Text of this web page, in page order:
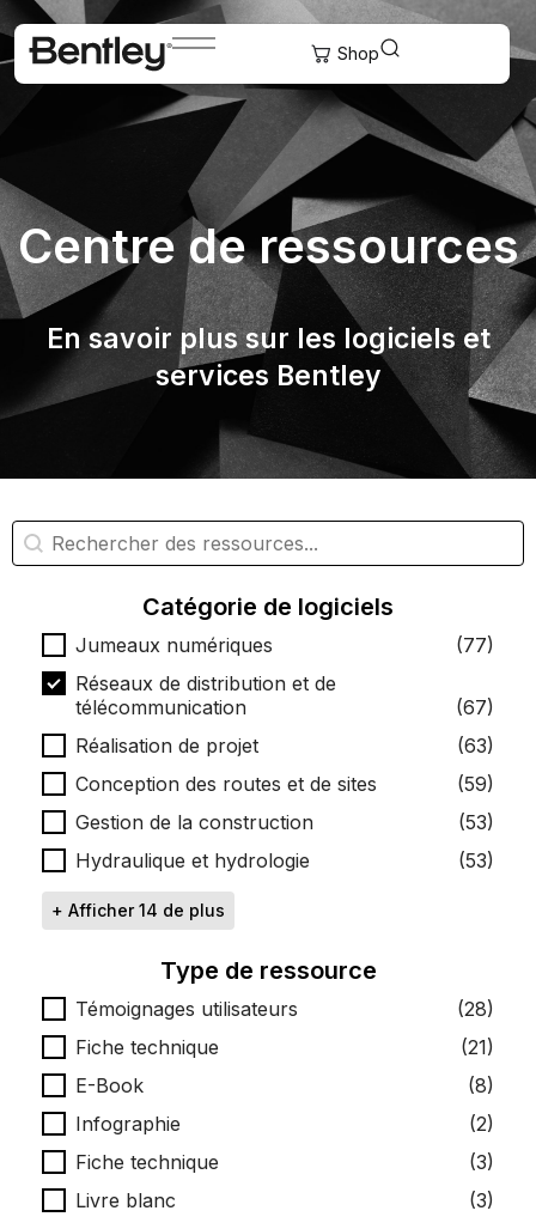
Centre de ressources
En savoir plus sur les logiciels et
services Bentley
Recherche de ressources
Rechercher du contenu
Catégorie de logiciels
Catégorie de logiciels
Jumeaux numériques
(77)
Réseaux de distribution et de
télécommunication
(67)
Réalisation de projet
(63)
Conception des routes et de sites
(59)
Gestion de la construction
(53)
Hydraulique et hydrologie
(53)
+ Afficher 14 de plus
Type de ressource
Type de ressource
Témoignages utilisateurs
(28)
Fiche technique
(21)
E-Book
(8)
Infographie
(2)
Fiche technique
(3)
Livre blanc
(3)